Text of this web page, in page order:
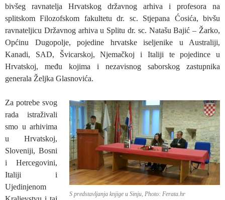
bivšeg ravnatelja Hrvatskog državnog arhiva i profesora na
splitskom Filozofskom fakultetu dr. sc. Stjepana Ćosića, bivšu
ravnateljicu Državnog arhiva u Splitu dr. sc. Natašu Bajić – Žarko,
Općinu Dugopolje, pojedine hrvatske iseljenike u Australiji,
Kanadi, SAD, Švicarskoj, Njemačkoj i Italiji te pojedince u
Hrvatskoj, među kojima i nezavisnog saborskog zastupnika
generala Željka Glasnovića.
S predstavljanja knjige u Sinju, Photo: Ferata.hr
Za potrebe svog
rada istraživali
smo u arhivima
u Hrvatskoj,
Sloveniji, Bosni
i Hercegovini,
Italiji i
Ujedinjenom